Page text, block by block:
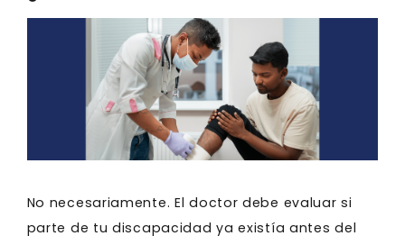
No necesariamente. El doctor debe evaluar si
parte de tu discapacidad ya existía antes del